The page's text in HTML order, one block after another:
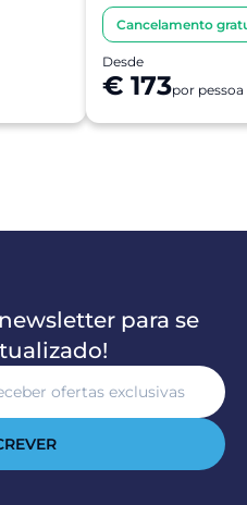
Cancelamento
Desde
€ 173por pessoa
para se